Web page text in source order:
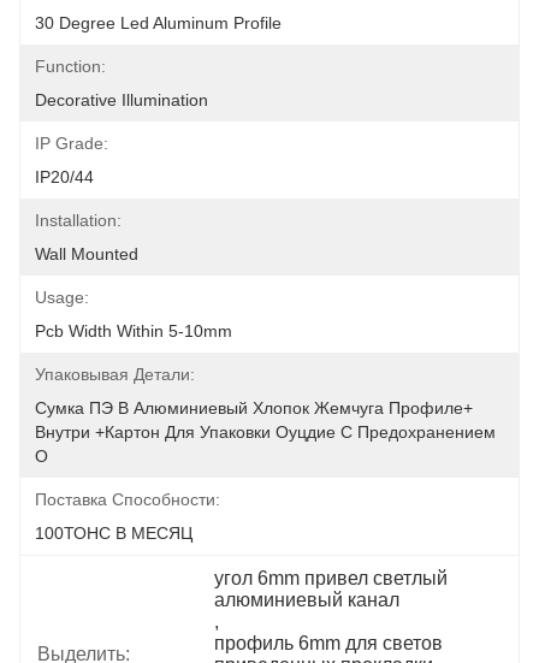
30 Degree Led Aluminum Profile
Function:
Decorative Illumination
IP Grade:
IP20/44
Installation:
Wall Mounted
Usage:
Pcb Width Within 5-10mm
Упаковывая Детали:
Сумка ПЭ В Алюминиевый Хлопок Жемчуга Профиле+
Внутри +картон Для Упаковки Оуцдие С Предохранением
О
Поставка Способности:
100ТОНС В МЕСЯЦ
Выделить:
угол 6mm привел светлый
алюминиевый канал
,
профиль 6mm для светов